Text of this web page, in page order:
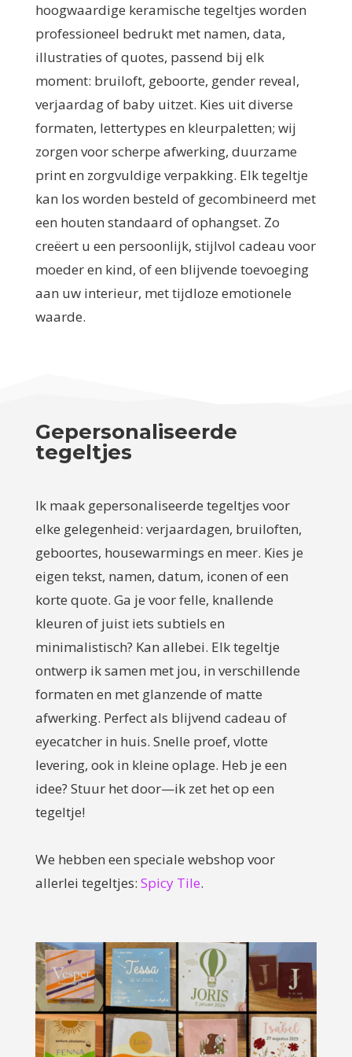
hoogwaardige keramische tegeltjes worden
professioneel bedrukt met namen, data,
illustraties of quotes, passend bij elk
moment: bruiloft, geboorte, gender reveal,
verjaardag of baby uitzet. Kies uit diverse
formaten, lettertypes en kleurpaletten; wij
zorgen voor scherpe afwerking, duurzame
print en zorgvuldige verpakking. Elk tegeltje
kan los worden besteld of gecombineerd met
een houten standaard of ophangset. Zo
creëert u een persoonlijk, stijlvol cadeau voor
moeder en kind, of een blijvende toevoeging
aan uw interieur, met tijdloze emotionele
waarde.
Gepersonaliseerde
tegeltjes
Ik maak gepersonaliseerde tegeltjes voor
elke gelegenheid: verjaardagen, bruiloften,
geboortes, housewarmings en meer. Kies je
eigen tekst, namen, datum, iconen of een
korte quote. Ga je voor felle, knallende
kleuren of juist iets subtiels en
minimalistisch? Kan allebei. Elk tegeltje
ontwerp ik samen met jou, in verschillende
formaten en met glanzende of matte
afwerking. Perfect als blijvend cadeau of
eyecatcher in huis. Snelle proef, vlotte
levering, ook in kleine oplage. Heb je een
idee? Stuur het door—ik zet het op een
tegeltje!
We hebben een speciale webshop voor
allerlei tegeltjes: Spicy Tile.